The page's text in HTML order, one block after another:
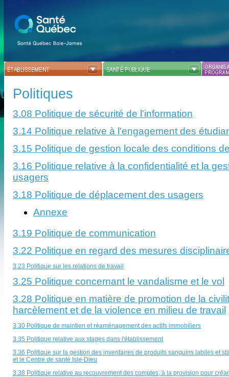
Politiques
3.08 Politique de sécurité de l'information
3.14 Politique relative à l'engagement des
3.15 Politique de gestion locale des conditions
3.16 Politique relative à la confidentialité et la
usagers
3.18 Politique de déplacement des usagers
Annexe
3.19 Politique de communication
3.22 Politique en regard des mesures
3.23 Politique sur les relations de travail
3.25 Politique concernant le vandalisme et le vol
3.28 Politique en matière de promotion de la
harcèlement et de la violence en milieu de travail
3.30 Politique de maintien et réaménagement des actifs immobiliers
3.35 Politique relative aux stages dans l'établissement
3.36 Politique sur la gestion des inventaires de produits sanguins labiles et
et le Centre de santé Isle-Dieu
3.38 Politique relative au recouvrement des comptes, à la provision pour